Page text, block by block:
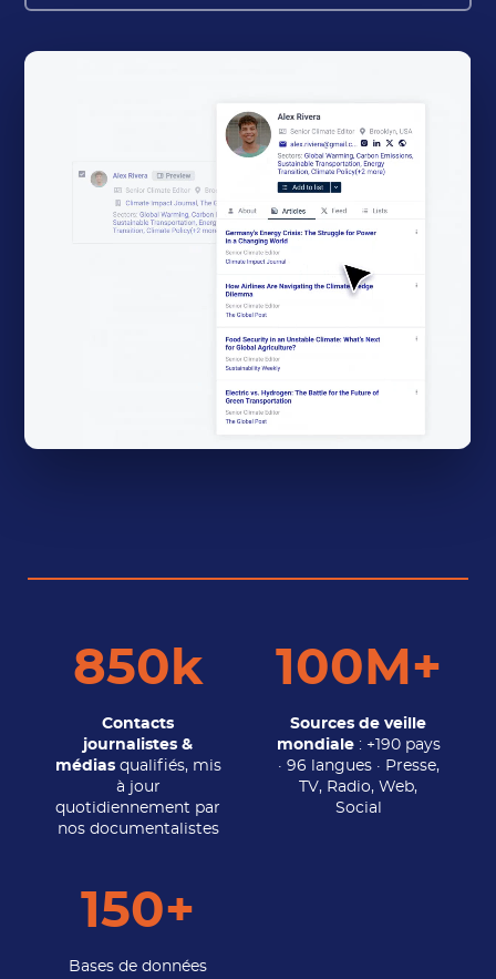
850k
Contacts
journalistes &
médiasqualifiés, mis
à jour
quotidiennement par
nos documentalistes
100M+
Sources de veille
mondiale: +190 pays
· 96 langues · Presse,
TV, Radio, Web,
Social
150+
Bases de données